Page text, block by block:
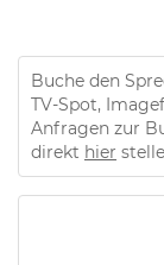
Buche den
TV-Spot,
Anfragen zur
direkt hier